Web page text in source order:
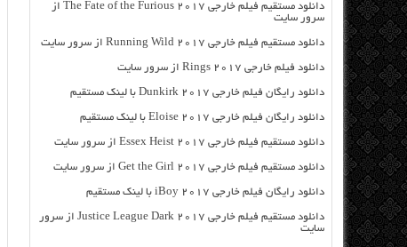
دانلود مستقیم فیلم خارجی The Fate of the Furious 2017 از
سرور سایت
دانلود مستقیم فیلم خارجی Running Wild 2017 از سرور سایت
دانلود فیلم خارجی Rings 2017 از سرور سایت
دانلود رایگان فیلم خارجی Dunkirk 2017 با لینک مستقیم
دانلود رایگان فیلم خارجی Eloise 2017 با لینک مستقیم
دانلود مستقیم فیلم خارجی Essex Heist 2017 از سرور سایت
دانلود مستقیم فیلم خارجی Get the Girl 2017 از سرور سایت
دانلود رایگان فیلم خارجی iBoy 2017 با لینک مستقیم
دانلود مستقیم فیلم خارجی Justice League Dark 2017 از سرور
سایت